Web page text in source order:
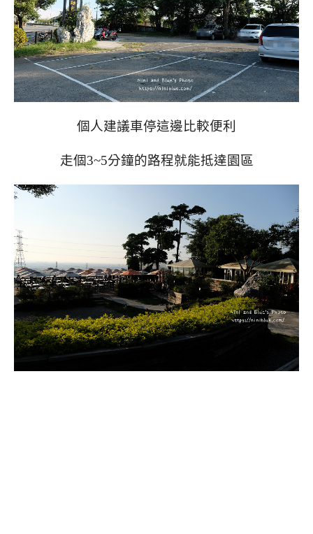
個人建議車停這邊比較便利
走個3~5分鐘的路程就能抵達園區